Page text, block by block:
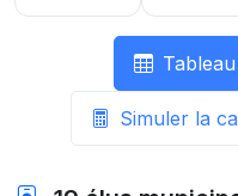
Simuler la